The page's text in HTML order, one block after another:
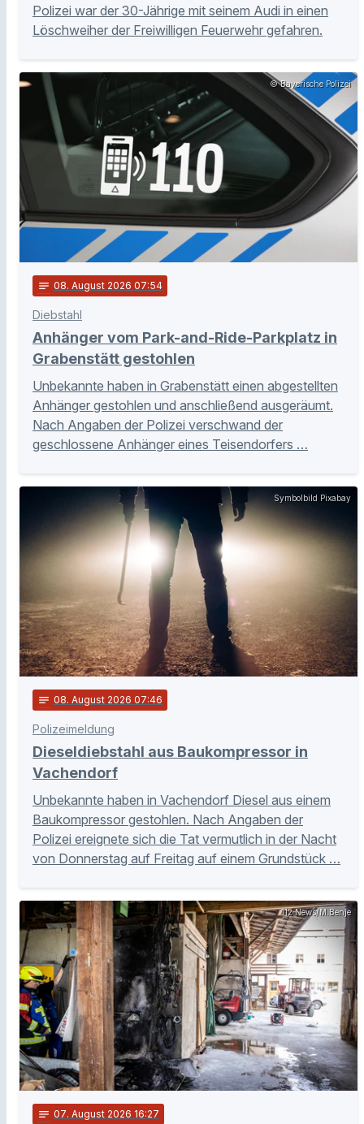
Polizei war der 30-Jährige mit seinem Audi in einen
Löschweiher der Freiwilligen Feuerwehr gefahren.
© Bayerische Polizei
notes 08. August 2026 07:54
Diebstahl
Anhänger vom Park-and-Ride-Parkplatz in
Grabenstätt gestohlen
Unbekannte haben in Grabenstätt einen abgestellten
Anhänger gestohlen und anschließend ausgeräumt.
Nach Angaben der Polizei verschwand der
geschlossene Anhänger eines Teisendorfers …
Symbolbild Pixabay
notes 08. August 2026 07:46
Polizeimeldung
Dieseldiebstahl aus Baukompressor in
Vachendorf
Unbekannte haben in Vachendorf Diesel aus einem
Baukompressor gestohlen. Nach Angaben der
Polizei ereignete sich die Tat vermutlich in der Nacht
von Donnerstag auf Freitag auf einem Grundstück …
112 News/M.Benje
notes 07. August 2026 16:27